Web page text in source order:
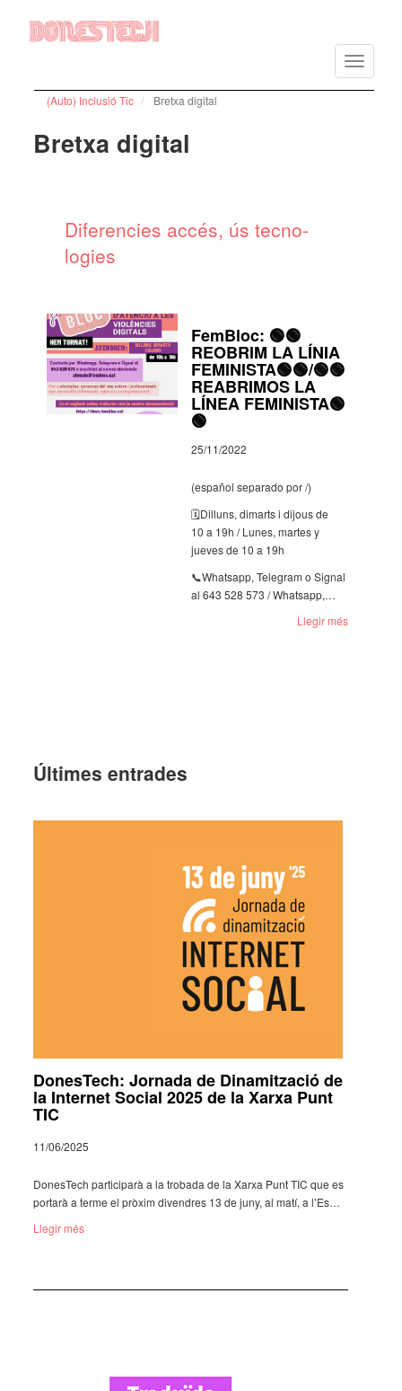
Vés
Toggle
(Auto) Inclusió Tic
Bretxa digital
Bretxa digital
Dife­ren­cies accés, ús tecno­
lo­gies
FemBloc: 🟢🟢
REOBRIM LA LÍNIA
FEMINISTA🟢🟢/🟢🟢
REABRIMOS LA
LÍNEA FEMINISTA🟢
25/11/2022
(español sepa­rado por /)
🗓️Dilluns, dimarts i dijous de
10 a 19h / Lunes, martes y
jueves de 10 a 19h
📞What­sapp, Tele­gram o Signal
al 643 528 573 / What­sapp,…
Llegir més
Últi­mes entra­des
DonesTech: Jornada de Dinamització de
la Internet Social 2025 de la Xarxa Punt
TIC
11/06/2025
Dones­Tech parti­ci­parà a la trobada de la Xarxa Punt TIC que es
portarà a terme el pròxim diven­dres 13 de juny, al matí, a l’Es­…
Llegir més